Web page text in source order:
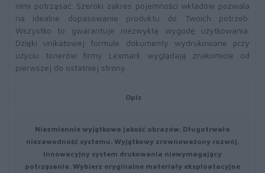
nimi potrząsać. Szeroki zakres pojemności wkładów pozwala
na idealne dopasowanie produktu do Twoich potrzeb.
Wszystko to gwarantuje niezwykłą wygodę użytkowania.
Dzięki unikatowej formule dokumenty wydrukowane przy
użyciu tonerów firmy Lexmark wyglądają znakomicie od
pierwszej do ostatniej strony.
Opis
Niezmiennie wyjątkowa jakość obrazów. Długotrwała
niezawodność systemu. Wyjątkowy zrównoważony rozwój.
Innowacyjny system drukowania niewymagający
potrząsania. Wybierz oryginalne materiały eksploatacyjne